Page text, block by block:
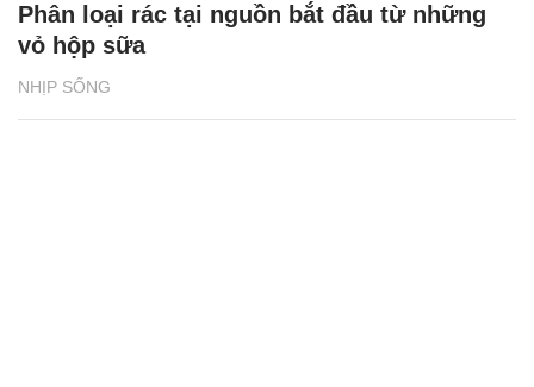
NHỊP SỐNG
Phân loại rác tại nguồn bắt đầu từ những
vỏ hộp sữa